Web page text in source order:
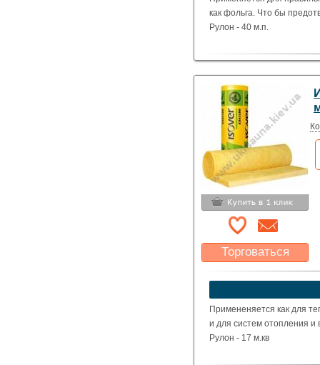
как фольга. Что бы
Рулон - 40 м.п.
Торговаться
Какая цена Вас
устроит?
Примененяется как для
и для систем отопления и
Рулон - 17 м.кв